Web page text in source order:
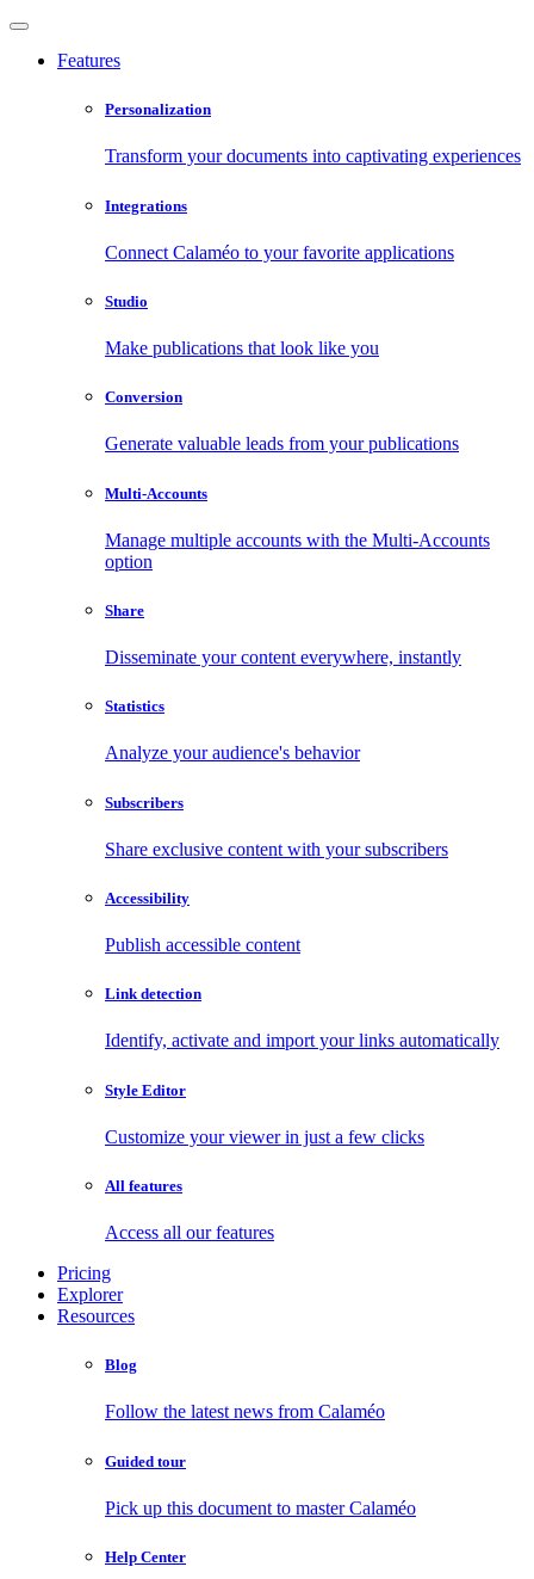
Features
Personalization
Transform your documents into captivating experiences
Integrations
Connect Calaméo to your favorite applications
Studio
Make publications that look like you
Conversion
Generate valuable leads from your publications
Multi-Accounts
Manage multiple accounts with the Multi-Accounts
option
Share
Disseminate your content everywhere, instantly
Statistics
Analyze your audience's behavior
Subscribers
Share exclusive content with your subscribers
Accessibility
Publish accessible content
Link detection
Identify, activate and import your links automatically
Style Editor
Customize your viewer in just a few clicks
All features
Access all our features
Pricing
Explorer
Resources
Blog
Follow the latest news from Calaméo
Guided tour
Pick up this document to master Calaméo
Help Center